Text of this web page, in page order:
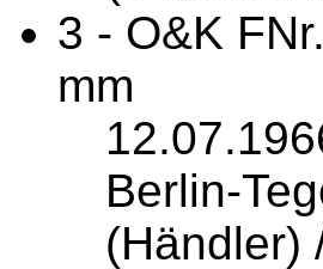
3 - O&K
mm
Berlin-
(Händler)